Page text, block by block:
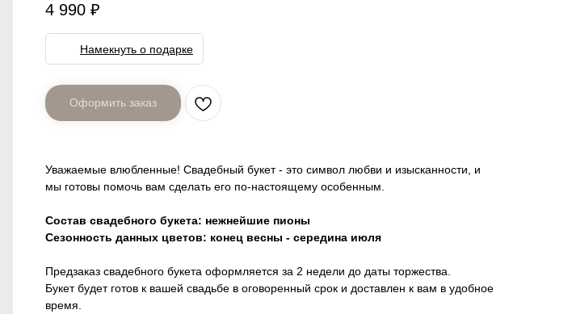
4 990 ₽
Намекнуть о подарке
Уважаемые влюбленные! Свадебный букет - это символ любви и изысканности, и
мы готовы помочь вам сделать его по-настоящему особенным.
Состав свадебного букета: нежнейшие пионы
Сезонность данных цветов: конец весны - середина июля
Предзаказ свадебного букета оформляется за 2 недели до даты торжества.
Букет будет готов к вашей свадьбе в оговоренный срок и доставлен к вам в удобное
время.